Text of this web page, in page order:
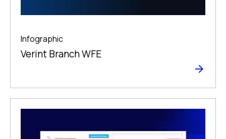
Infographic
Verint Branch WFE